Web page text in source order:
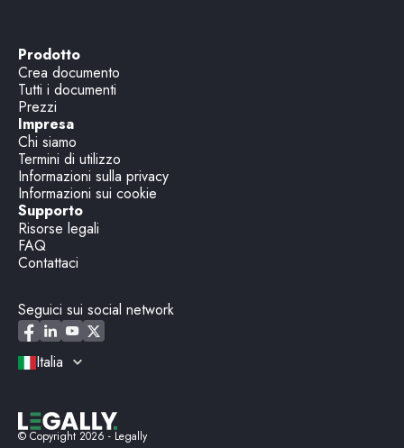
© Copyright 2026 - Legally
Prodotto
Crea documento
Tutti i documenti
Prezzi
Impresa
Chi siamo
Termini di utilizzo
Informazioni sulla privacy
Informazioni sui cookie
Supporto
Risorse legali
FAQ
Contattaci
Seguici sui social network
Italia